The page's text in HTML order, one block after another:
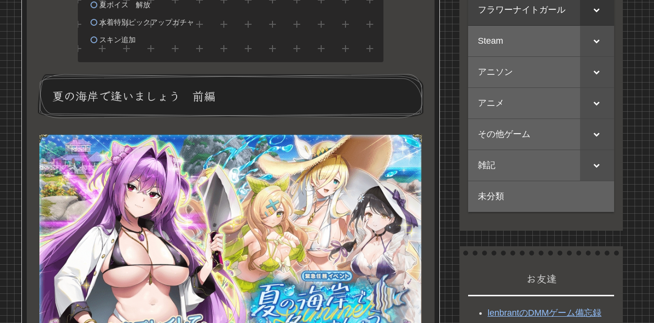
夏ボイス 解放
水着特別ピックアップガチャ
スキン追加
夏の海岸で逢いましょう 前編
フラワーナイトガール
Steam
アニソン
アニメ
その他ゲーム
雑記
未分類
お友達
lenbrantのDMMゲーム備忘録